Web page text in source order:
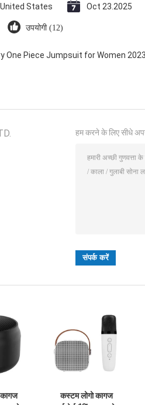
United States Oct 23.2025
उपयोगी (12)
One Piece Jumpsuit for Women
हम करने के लिए सीधे
कस्टम लोगो कागज